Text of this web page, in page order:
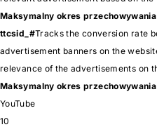
Maksymalny okres przechowywania
ttcsid_#Tracks the conversion rate
advertisement banners on the
relevance of the advertisements on
Maksymalny okres przechowywania
YouTube
10